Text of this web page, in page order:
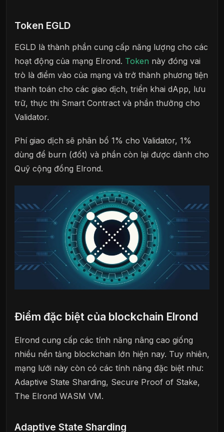
Token EGLD
EGLD là thành phần cung cấp năng lượng cho các
hoạt động của mạng Elrond. Token này đóng vai
trò là điểm vào của mạng và trở thành phương tiện
thanh toán cho các giao dịch, triển khai dApp, lưu
trữ, thực thi Smart Contract và phần thưởng cho
Validator.
Phí giao dịch sẽ phân bổ 1% cho Validator, 1%
dùng để burn (đốt) và phần còn lại được dành cho
Quỹ cộng đồng Elrond.
Điểm đặc biệt của blockchain Elrond
Elrond cung cấp các tính năng nâng cao giống
nhiều nền tảng blockchain lớn hiện nay. Tuy nhiên,
mạng lưới này còn có các tính năng đặc biệt như:
Adaptive State Sharding, Secure Proof of Stake,
The Elrond WASM VM.
Adaptive State Sharding